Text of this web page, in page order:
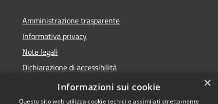
Amministrazione trasparente
Informativa privacy
Note legali
Dichiarazione di accessibilità
Piano di miglioramento dei servizi
×
Informazioni sui cookie
Questo sito web utilizza cookie tecnici e assimilati strettamente